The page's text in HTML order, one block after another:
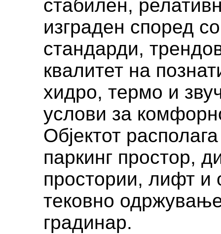
стабилен,
изграден според
стандарди,
квалитет на
хидро, термо и
услови за
Објектот
паркинг простор,
простории, лифт и
тековно
градинар.